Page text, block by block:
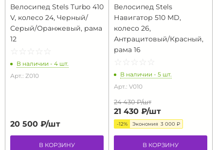
Велосипед Stels Turbo 410
V, колесо 24, Черный/
Серый/Оранжевый, рама
12
☆ ☆ ☆ ☆ ☆
★ ★ ★ ★ ★
В наличии - 4 шт.
Арт.: Z010
20 500 ₽/шт
В КОРЗИНУ
Велосипед Stels
Навигатор 510 MD,
колесо 26,
Антрацитовый/Красный,
рама 16
☆ ☆ ☆ ☆ ☆
★ ★ ★ ★ ★
В наличии - 5 шт.
Арт.: V010
24 430 ₽/шт
21 430 ₽/шт
-12% Экономия 3 000 ₽
В КОРЗИНУ